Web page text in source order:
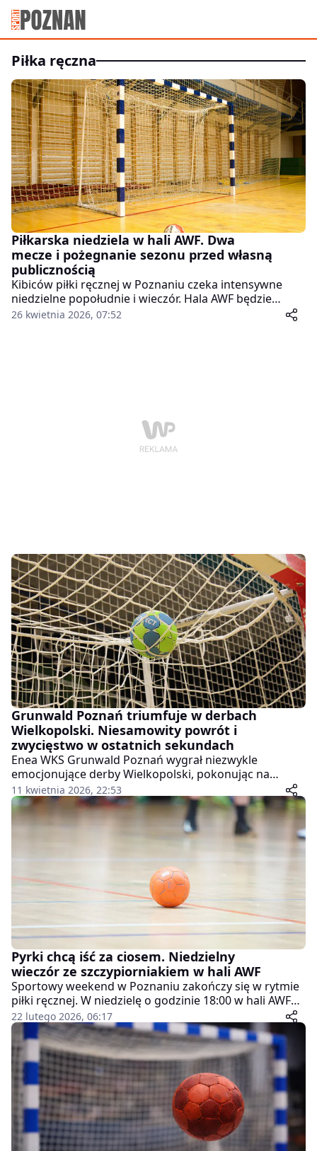
piłka ręczna
Piłkarska niedziela w hali AWF. Dwa
mecze i pożegnanie sezonu przed własną
publicznością
Kibiców piłki ręcznej w Poznaniu czeka intensywne
niedzielne popołudnie i wieczór. Hala AWF będzie
gospodarzem dwóch spotkań, które dla miejscowych
26 kwietnia 2026, 07:52
Grunwald Poznań triumfuje w derbach
Wielkopolski. Niesamowity powrót i
zwycięstwo w ostatnich sekundach
Enea WKS Grunwald Poznań wygrał niezwykle
emocjonujące derby Wielkopolski, pokonując na
wyjeździe MKS Nielbę Wągrowiec 34:33 w meczu 22.
kolejki Ligi Centralnej. Spotkanie dostarczyło kibicom
ogromnych emocji, a o jego losach zadecydowały
ostatnie sekundy.
11 kwietnia 2026, 22:53
Pyrki chcą iść za ciosem. Niedzielny
wieczór ze szczypiorniakiem w hali AWF
Sportowy weekend w Poznaniu zakończy się w rytmie
piłki ręcznej. W niedzielę o godzinie 18:00 w hali AWF
kibice zobaczą spotkanie 1 ligi kobiet, w którym KS
Pyrki Poznań podejmą AZS PG Gdańsk.
22 lutego 2026, 06:17